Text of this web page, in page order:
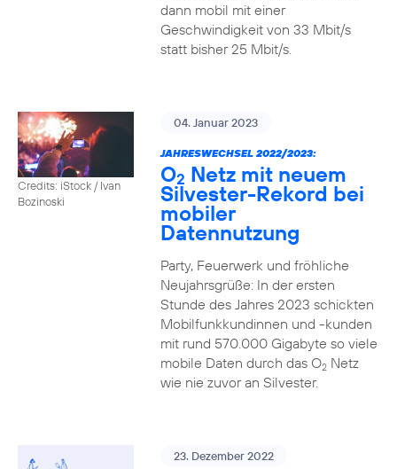
dann mobil mit einer
Geschwindigkeit von 33 Mbit/s
statt bisher 25 Mbit/s.
Credits: iStock / Ivan
Bozinoski
04. Januar 2023
JAHRESWECHSEL 2022/2023:
O2 Netz mit neuem
Silvester-Rekord bei
mobiler
Datennutzung
Party, Feuerwerk und fröhliche
Neujahrsgrüße: In der ersten
Stunde des Jahres 2023 schickten
Mobilfunkkundinnen und -kunden
mit rund 570.000 Gigabyte so viele
mobile Daten durch das O2Netz
wie nie zuvor an Silvester.
23. Dezember 2022